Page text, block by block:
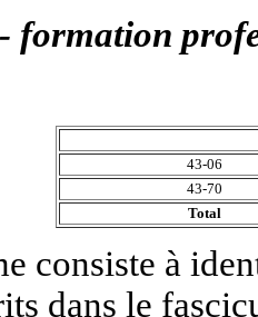
formation
43-06
43-70
Total
consiste à
dans le